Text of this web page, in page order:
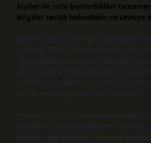
kişiler ile isim benzerlikleri
bilgiler taslak halindedir ve tavsiye
Sitemiz, 5651 Sayılı Kanun gereğince
Kurumu (BTK) tarafından onaylanmış
vermektedir. Bu nedenle, sitedeki
veya araştırma yükümlülüğümüz
yazdıkları içeriklerin sorumluluğunu
bu sorumluluğu kabul etmiş sayılırlar.
Hukuka ve yasal düzenlemelere
içerikleri,
halinde, ilgili içerikler yasal süre